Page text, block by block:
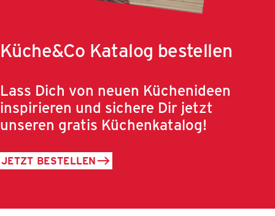
Küche&Co Katalog bestellen
Lass Dich von neuen Küchenideen
inspirieren und sichere Dir jetzt
unseren gratis Küchenkatalog!
JETZT BESTELLEN